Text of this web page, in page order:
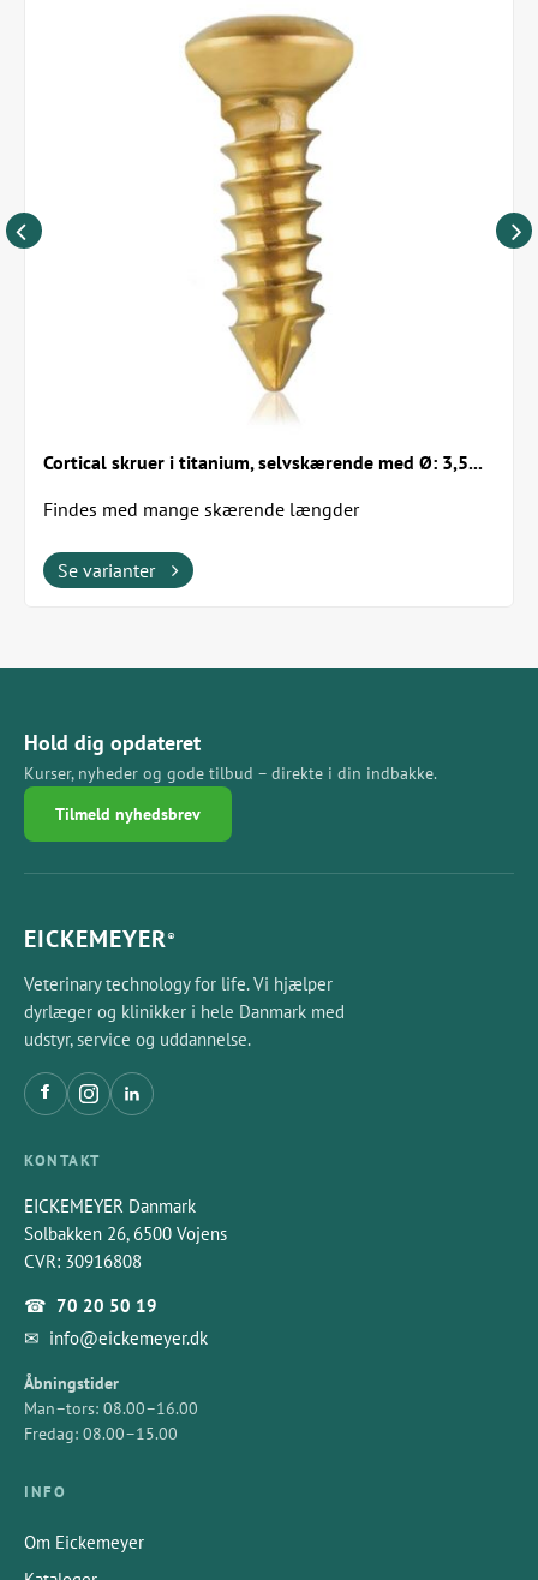
L = 22mm
L = 28mm
L = 30mm
L = 34mm
L = 36mm
L = 38mm
Skruerne findes i følgende størrelser:
6 mm skærende længde (varenr. 191126)
8 mm skærende længde (varenr. 191127)
10 mm skærende længde (varenr. 19102801)
12 mm skærende længde (varenr. 19102901)
14 mm skærende længde (varenr. 19103001)
16 mm skærende længde (varenr. 19103101)
18 mm skærende længde (varenr. 19103201)
20 mm skærende længde (varenr. 19103301)
22 mm skærende længde (varenr. 19103401)
24 mm skærende længde (varenr. 19103501)
26 mm skærende længde (varenr. 19103601)
28 mm skærende længde (varenr. 19103701)
32 mm skærende længde (varenr. 19103901)
36 mm skærende længde (varenr. 19104101)
40 mm skærende længde (varenr. 19104301)
Cortical skruer i titanium, selvskærende med Ø: 3,5...
Findes med mange skærende længder
Se varianter
Hold dig opdateret
Kurser, nyheder og gode tilbud – direkte i din indbakke.
Tilmeld nyhedsbrev
EICKEMEYER®
Veterinary technology for life. Vi hjælper
dyrlæger og klinikker i hele Danmark med
udstyr, service og uddannelse.
KONTAKT
EICKEMEYER Danmark
Solbakken 26, 6500 Vojens
CVR: 30916808
☎ 70 20 50 19
✉ info@eickemeyer.dk
Åbningstider
Man–tors: 08.00–16.00
Fredag: 08.00–15.00
INFO
Om Eickemeyer